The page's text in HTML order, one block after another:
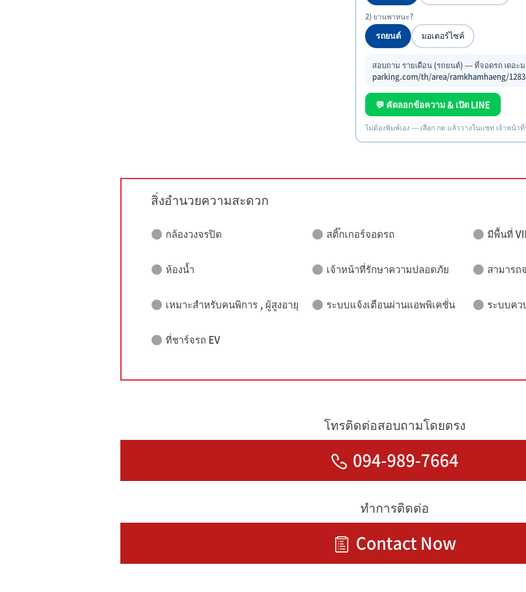
2) ยานพาหนะ?
รถยนต์ มอเตอร์ไซค์
สอบถาม รายเดือน (รถยนต์) — ที่จอดรถ เดอ
parking.com/th/area/ramkhamhaeng/
💬 คัดลอกข้อความ & เปิด LINE
ไม่ต้องพิมพ์เอง — เลือก กด แล้ววางในแชท เจ้าหน้า
สิ่งอำนวยความสะดวก
กล้องวงจรปิด สติ๊กเกอร์จอดรถ มีพื้นที่
ห้องน้ำ เจ้าหน้าที่รักษาความปลอดภัย สามารถ
เหมาะสำหรับคนพิการ , ผู้สูงอายุ ระบบแจ้งเตือนผ่านแอพพิเคชั่น ระบบค
ที่ชาร์จรถ EV
โทรติดต่อสอบถามโดยตรง
094-989-7664
ทำการติดต่อ
Contact Now